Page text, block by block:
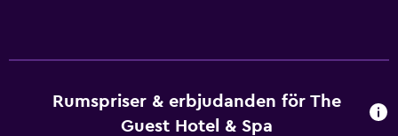
Här finns även bastu och fitnesscenter. Fritidsaktiviteterna
nedan finns antingen tillgängliga på plats eller i närheten.
Rumspriser & erbjudanden för The
Guest Hotel & Spa